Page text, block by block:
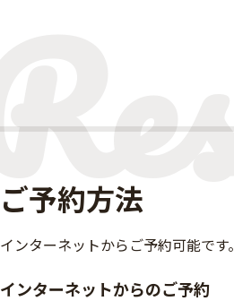
ご予約方法
インターネットからご予約可能です。
インターネットからのご予約